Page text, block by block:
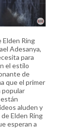
Elden Ring
Adesanya,
para
el estilo
de
que el primer
popular
aluden y
Elden Ring
esperan a